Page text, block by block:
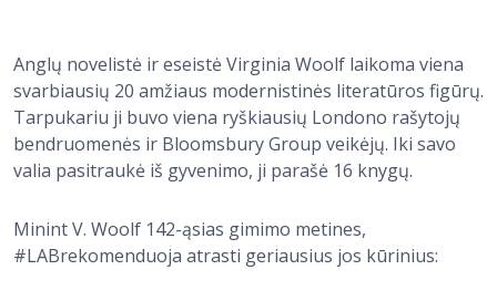
Anglų novelistė ir eseistė Virginia Woolf laikoma viena
svarbiausių 20 amžiaus modernistinės literatūros figūrų.
Tarpukariu ji buvo viena ryškiausių Londono rašytojų
bendruomenės ir Bloomsbury Group veikėjų. Iki savo
valia pasitraukė iš gyvenimo, ji parašė 16 knygų.
Minint V. Woolf 142-ąsias gimimo metines,
#LABrekomenduoja atrasti geriausius jos kūrinius: